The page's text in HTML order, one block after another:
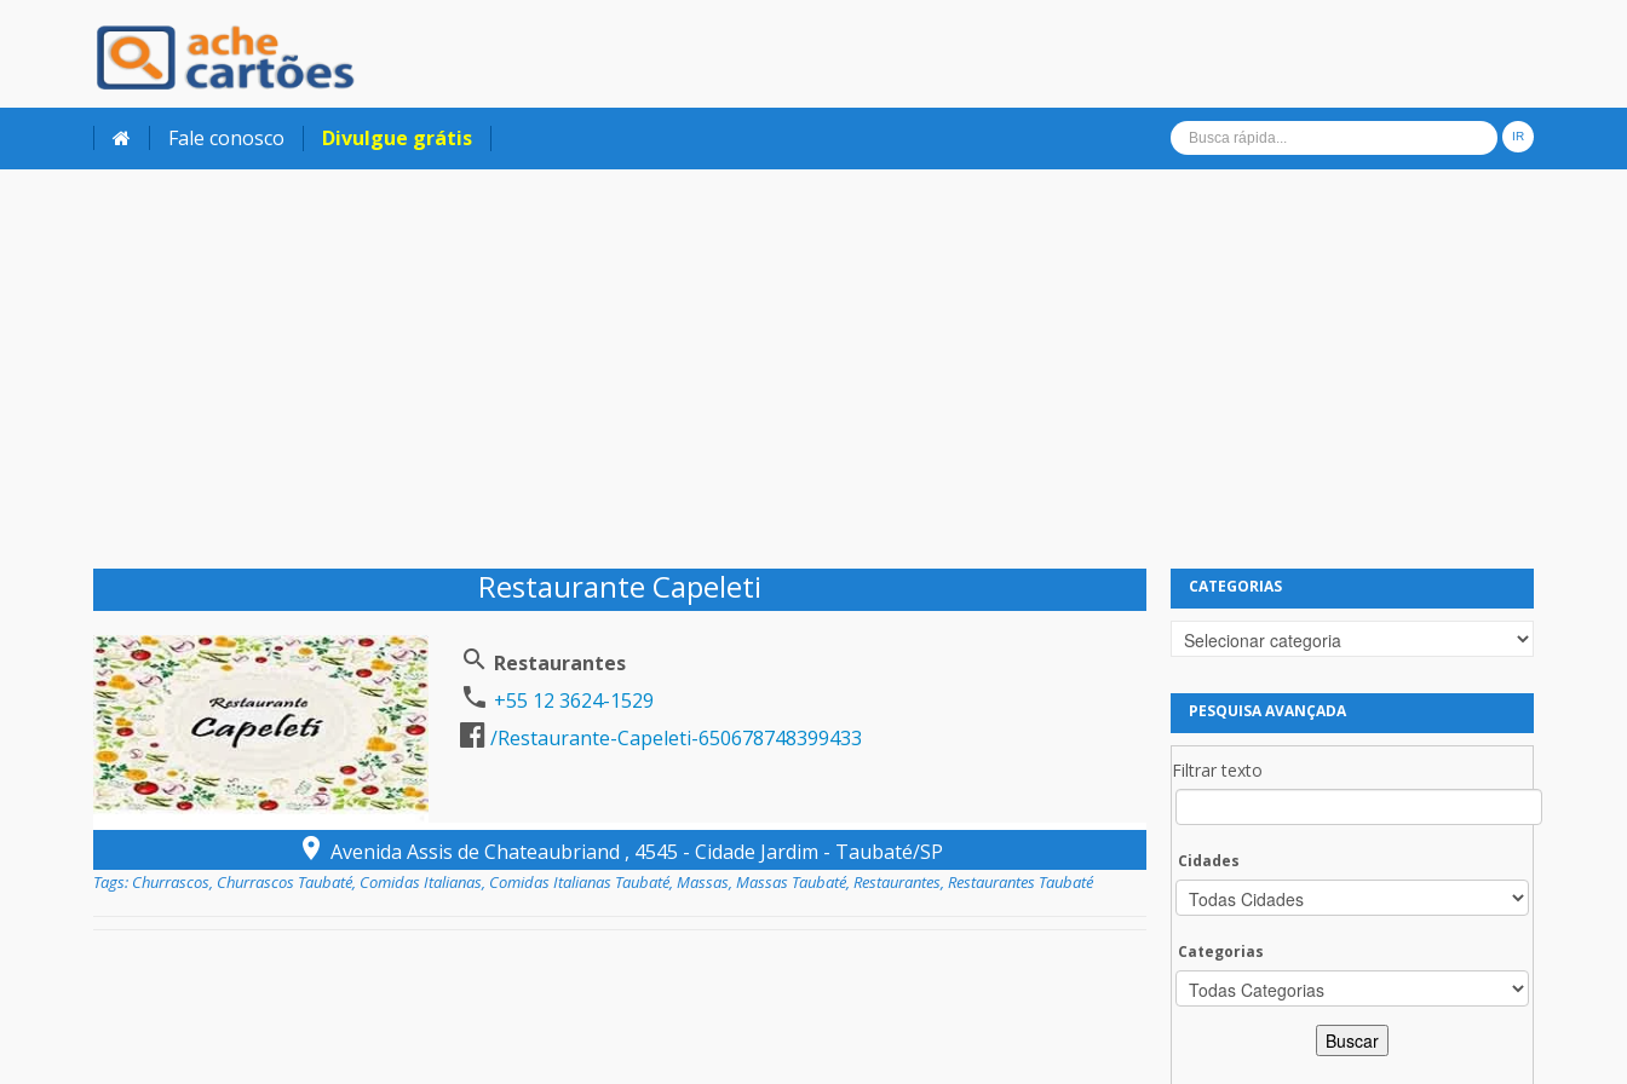
Ache Cartões
Fale conosco Divulgue grátis
Restaurante Capeleti
Restaurantes
+55 12 3624-1529
/Restaurante-Capeleti-650678748399433
Avenida Assis de Chateaubriand , 4545 - Cidade Jardim - Taubaté/SP
Tags: Churrascos, Churrascos Taubaté, Comidas Italianas, Comidas Italianas Taubaté, Massas, Massas Taubaté, Restaurantes, Restaurantes Taubaté
CATEGORIAS
Categorias
PESQUISA AVANÇADA
Filtrar texto
Cidades
Categorias